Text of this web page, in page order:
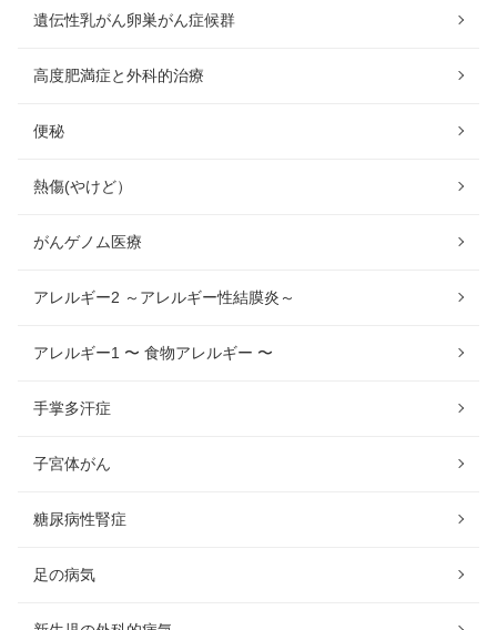
遺伝性乳がん卵巣がん症候群
高度肥満症と外科的治療
便秘
熱傷(やけど）
がんゲノム医療
アレルギー2 ～アレルギー性結膜炎～
アレルギー1 〜 食物アレルギー 〜
手掌多汗症
子宮体がん
糖尿病性腎症
足の病気